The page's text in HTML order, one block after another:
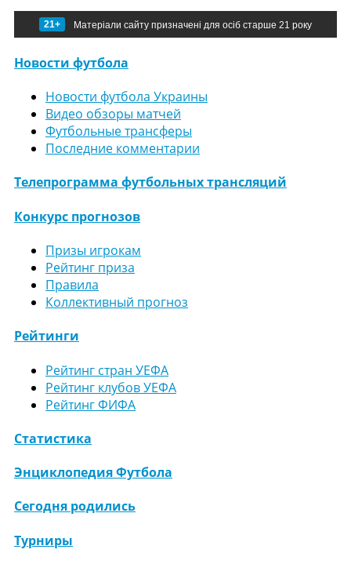
21+ Матеріали сайту призначені для осіб старше 21 року
Новости футбола
Новости футбола Украины
Видео обзоры матчей
Футбольные трансферы
Последние комментарии
Телепрограмма футбольных трансляций
Конкурс прогнозов
Призы игрокам
Рейтинг приза
Правила
Коллективный прогноз
Рейтинги
Рейтинг стран УЕФА
Рейтинг клубов УЕФА
Рейтинг ФИФА
Статистика
Энциклопедия Футбола
Сегодня родились
Турниры